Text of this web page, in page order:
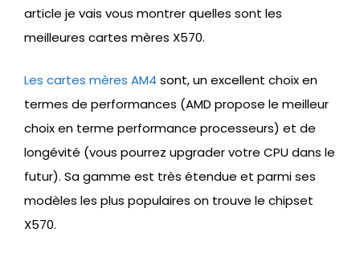
article je vais vous montrer quelles sont les
meilleures cartes mères X570.
Les cartes mères AM4 sont, un excellent choix en
termes de performances (AMD propose le meilleur
choix en terme performance processeurs) et de
longévité (vous pourrez upgrader votre CPU dans le
futur). Sa gamme est très étendue et parmi ses
modèles les plus populaires on trouve le chipset
X570.